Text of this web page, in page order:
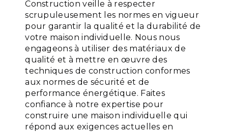
Construction veille à respecter
scrupuleusement les normes en vigueur
pour garantir la qualité et la durabilité de
votre maison individuelle. Nous nous
engageons à utiliser des matériaux de
qualité et à mettre en œuvre des
techniques de construction conformes
aux normes de sécurité et de
performance énergétique. Faites
confiance à notre expertise pour
construire une maison individuelle qui
répond aux exigences actuelles en